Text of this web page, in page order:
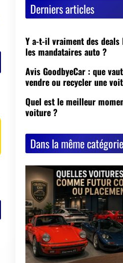
Derniers articles
Y a-t-il vraiment des deals
les mandataires auto ?
Avis GoodbyeCar : que
vendre ou recycler une
Quel est le meilleur
voiture ?
Dans la même catégorie